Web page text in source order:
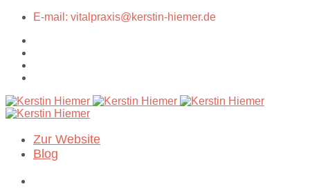
E-mail: vitalpraxis@kerstin-hiemer.de
Zur Website
Blog